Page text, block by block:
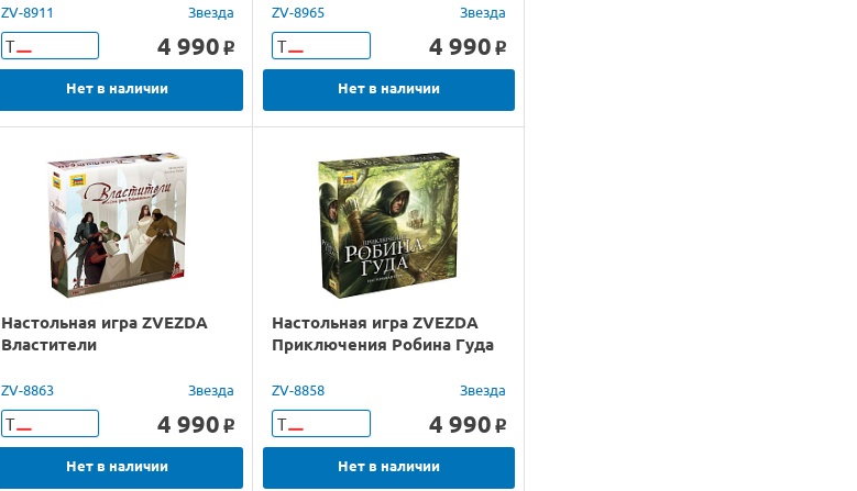
ZV-8911 Звезда
Т 4 990 o
Нет в наличии
ZV-8965 Звезда
Т 4 990 o
Нет в наличии
Настольная игра ZVEZDA
Властители
ZV-8863 Звезда
Т 4 990 o
Нет в наличии
Настольная игра ZVEZDA
Приключения Робина Гуда
ZV-8858 Звезда
Т 4 990 o
Нет в наличии